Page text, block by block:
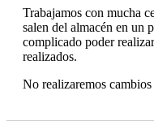
Trabajamos con mucha
salen del almacén en un
complicado poder
realizados.
No realizaremos